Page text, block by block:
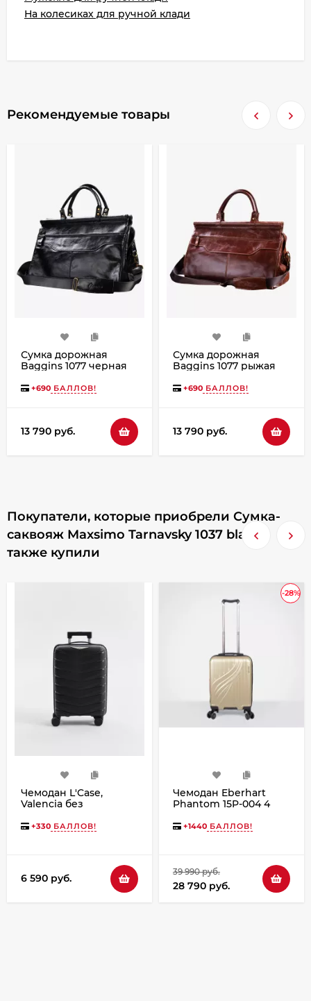
На колесиках для ручной клади
Рекомендуемые товары
Сумка дорожная
Baggins 1077 черная
+690 БАЛЛОВ!
13 790 руб.
Сумка дорожная
Baggins 1077 рыжая
+690 БАЛЛОВ!
13 790 руб.
Покупатели, которые приобрели Сумка-
саквояж Maxsimo Tarnavsky 1037 black,
также купили
Чемодан L'Case,
Valencia без
+330 БАЛЛОВ!
6 590 руб.
-28%
Чемодан Eberhart
Phantom 15P-004 4
+1440 БАЛЛОВ!
39 990 руб.
28 790 руб.